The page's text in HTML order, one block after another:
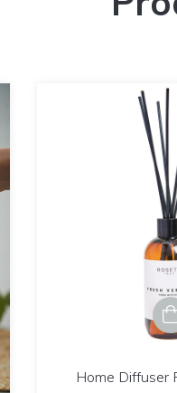
Home Diffuser